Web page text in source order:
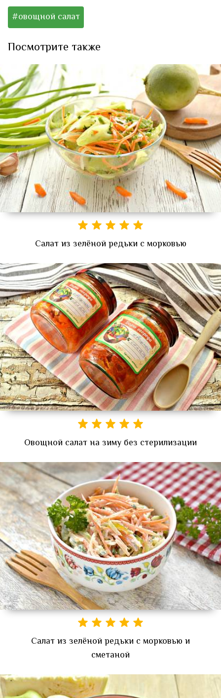
#овощной салат
Посмотрите также
Салат из зелёной редьки с морковью
Овощной салат на зиму без стерилизации
Салат из зелёной редьки с морковью и
сметаной